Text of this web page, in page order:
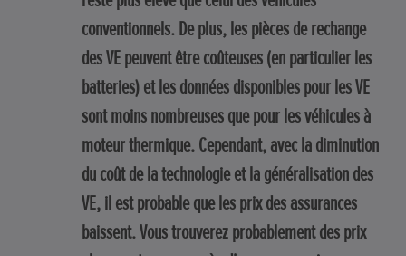
conventionnels. De plus, les pièces de rechange
des VE peuvent être coûteuses (en particulier les
batteries) et les données disponibles pour les VE
sont moins nombreuses que pour les véhicules à
moteur thermique. Cependant, avec la diminution
du coût de la technologie et la généralisation des
VE, il est probable que les prix des assurances
baissent. Vous trouverez probablement des prix